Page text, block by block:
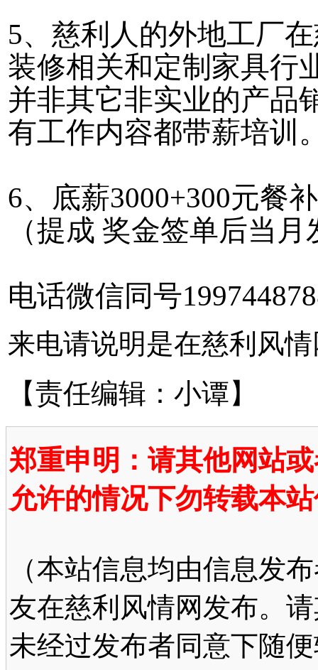
5、慈利人的外地工厂
装修相关和定制家具行
并非其它非实业的产品
有工作内容都带薪培训
6、底薪3000+300元餐
（提成 奖金签单后当月
电话微信同号
来电请说明是在慈利风
【责任编辑：小谭】
郑重申明：请其他网站
允许的情况下勿转载本
（本站信息均由信息发
友在慈利风情网发布。
未经过发布者同意下随